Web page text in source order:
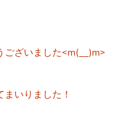
ございました<m(__)m>
いりました！